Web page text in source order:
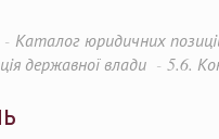
Каталог юридичних
державної влади
5.6.